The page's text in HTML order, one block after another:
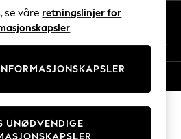
se våre retningslinjer for
.
UNØDVENDIGE